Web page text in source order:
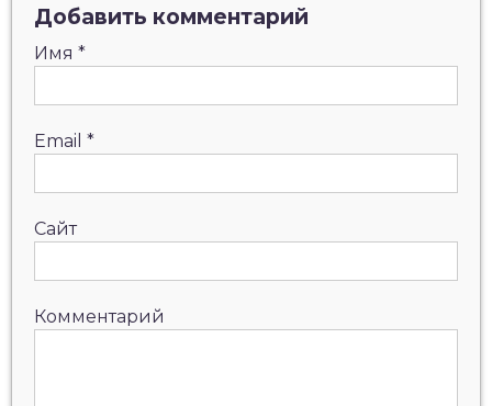
Добавить комментарий
Имя *
Email *
Сайт
Комментарий